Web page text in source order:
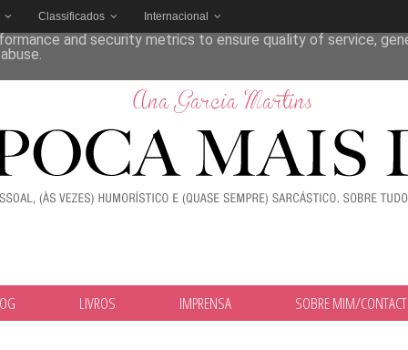
Classificados Internacional
LIVROS IMPRENSA SOBRE MIM/
its services and to analyze traffic. Your IP address and
and security metrics to ensure quality of service,